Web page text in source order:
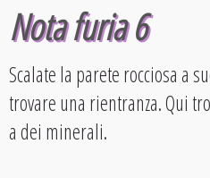
Nota furia 6
Scalate la parete rocciosa a
trovare una rientranza. Qui
a dei minerali.